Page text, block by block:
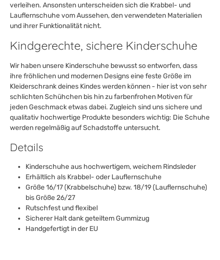
verleihen. Ansonsten unterscheiden sich die Krabbel- und
Lauflernschuhe vom Aussehen, den verwendeten Materialien
und ihrer Funktionalität nicht.
Kindgerechte, sichere Kinderschuhe
Wir haben unsere Kinderschuhe bewusst so entworfen, dass
ihre fröhlichen und modernen Designs eine feste Größe im
Kleiderschrank deines Kindes werden können - hier ist von sehr
schlichten Schühchen bis hin zu farbenfrohen Motiven für
jeden Geschmack etwas dabei. Zugleich sind uns sichere und
qualitativ hochwertige Produkte besonders wichtig: Die Schuhe
werden regelmäßig auf Schadstoffe untersucht.
Details
Kinderschuhe aus hochwertigem, weichem Rindsleder
Erhältlich als Krabbel- oder Lauflernschuhe
Größe 16/17 (Krabbelschuhe) bzw. 18/19 (Lauflernschuhe)
bis Größe 26/27
Rutschfest und flexibel
Sicherer Halt dank geteiltem Gummizug
Handgefertigt in der EU